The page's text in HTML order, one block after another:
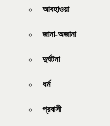
আবহাওয়া
জানা-অজানা
দুর্ঘটনা
ধর্ম
প্রবাসী